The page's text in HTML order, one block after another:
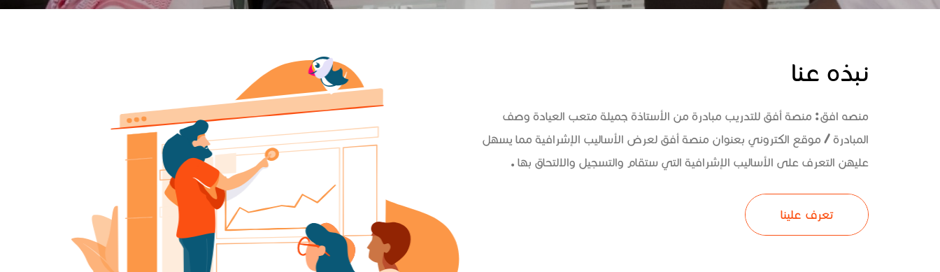
نبذه عنا
منصه افق: منصة أفق للتدريب مبادرة من الأستاذة جميلة متعب العيادة وصف
المبادرة / موقع الكتروني بعنوان منصة أفق لعرض الأساليب الإشرافية مما يسهل
عليهن التعرف على الأساليب الإشرافية التي ستقام والتسجيل والالتحاق بها .
تعرف علينا